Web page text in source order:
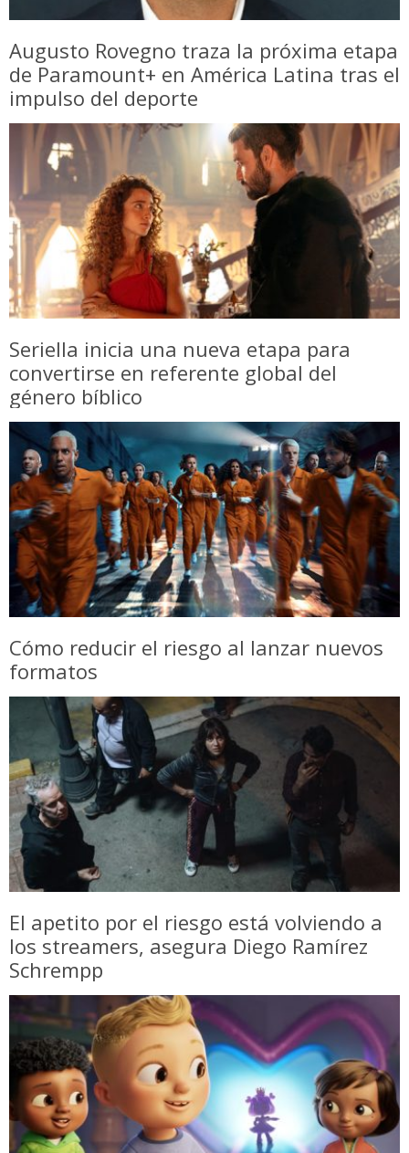
Augusto Rovegno traza la próxima etapa
de Paramount+ en América Latina tras el
impulso del deporte
Seriella inicia una nueva etapa para
convertirse en referente global del
género bíblico
Cómo reducir el riesgo al lanzar nuevos
formatos
El apetito por el riesgo está volviendo a
los streamers, asegura Diego Ramírez
Schrempp